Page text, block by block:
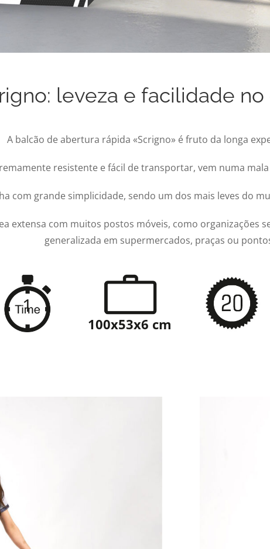
leveza e facilidade
A balcão de abertura rápida «Scrigno» é fruto da longa
resistente e fácil de transportar, vem numa
com grande simplicidade, sendo um dos mais leves do
extensa com muitos postos móveis, como organizações
generalizada em supermercados, praças ou
1
100x53x6 cm